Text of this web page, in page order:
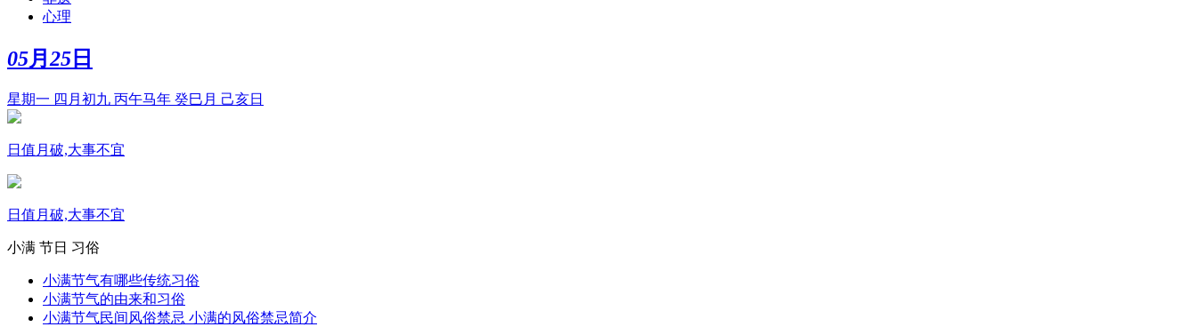
心理
05月 25 日
星期一 四月初九 丙午马年 癸巳月 己亥日
日值月破,大事不宜
日值月破,大事不宜
小满 节日 习俗
小满节气有哪些传统习俗
小满节气的由来和习俗
小满节气民间风俗禁忌 小满的风俗禁忌简介